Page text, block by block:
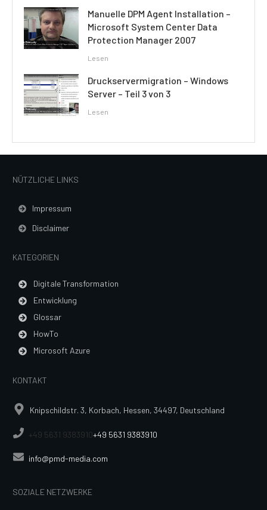
Manuelle DPM Agent Installation –
Microsoft System Center Data
Protection Manager 2007
Lesen
Druckservermigration – Windows
Server – Teil 3 von 3
Lesen
NÜTZLICHE LINKS
Impressum
Disclaimer
KATEGORIEN
Digitale Transformation
Entwicklung
Glossar
HowTo
Microsoft Azure
KONTAKT
Knipschildstr. 3, Korbach, Hessen, 34497, Deutschland
+49 5631 9383910+49 5631 9383910
info@pmd-media.com
SOZIALE NETZWERKE